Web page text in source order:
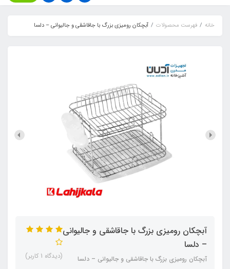
خانه فهرست محصولات آبچکان رومیزی بزرگ با جاقاشقی و جالیوانی – دلسا
آبچکان رومیزی بزرگ با جاقاشقی و جالیوانی
– دلسا
آبچکان رومیزی بزرگ با جاقاشقی و جالیوانی – دلسا (دیدگاه 1 کاربر)